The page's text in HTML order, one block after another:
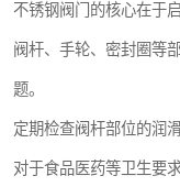
不锈钢阀门的核心在于
阀杆、手轮、密封圈等
题。
定期检查阀杆部位的润
对于食品医药等卫生要